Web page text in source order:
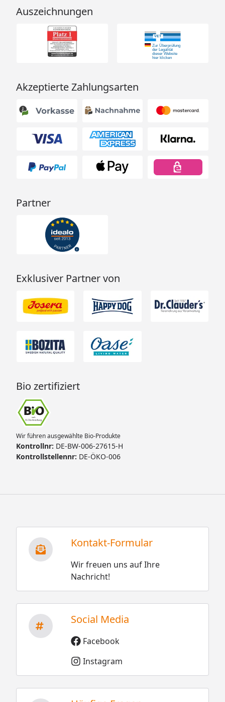
Auszeichnungen
Akzeptierte Zahlungsarten
Partner
Exklusiver Partner von
Bio zertifiziert
Wir führen ausgewählte Bio-Produkte
Kontrollnr: DE-BW-006-27615-H
Kontrollstellennr: DE-ÖKO-006
Kontakt-Formular
Wir freuen uns auf Ihre
Nachricht!
Social Media
Facebook
Instagram